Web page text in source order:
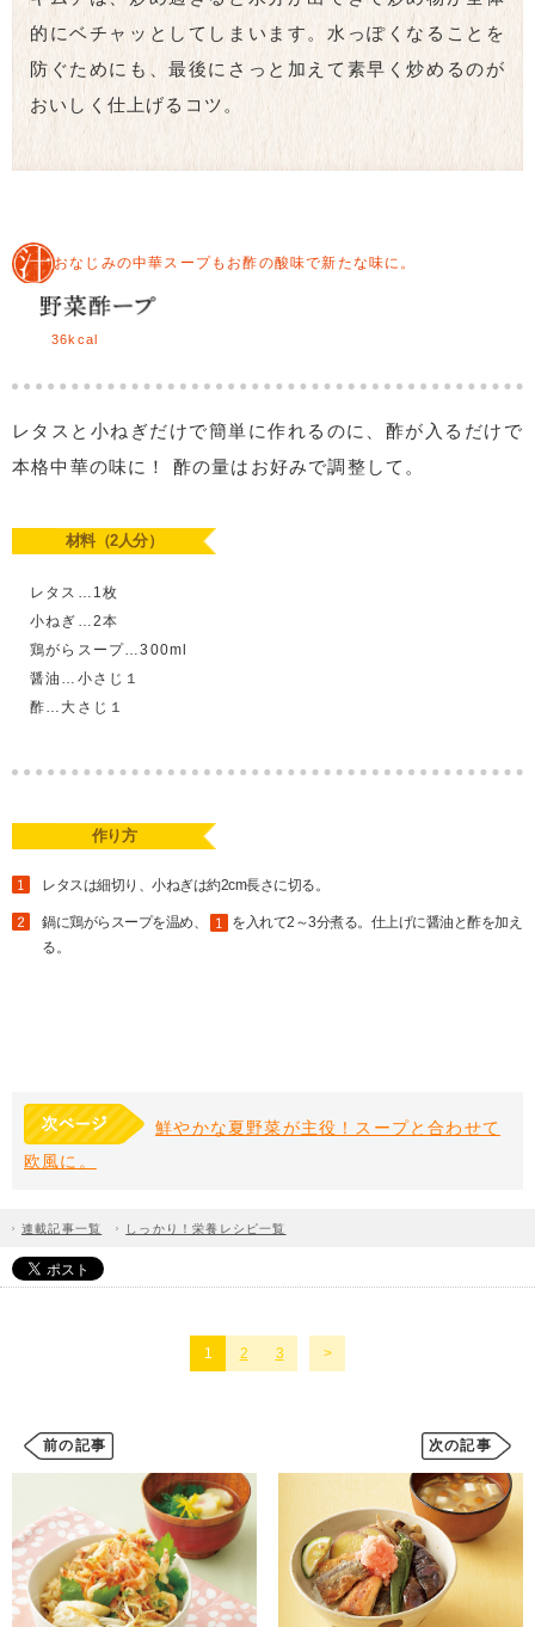
的にベチャッとしてしまいます。水っぽくなることを
防ぐためにも、最後にさっと加えて素早く炒めるのが
おいしく仕上げるコツ。
おなじみの中華スープもお酢の酸味で新たな味に。
36kcal
レタスと小ねぎだけで簡単に作れるのに、酢が入るだけで
本格中華の味に！ 酢の量はお好みで調整して。
材料（2人分）
レタス…1枚
小ねぎ…2本
鶏がらスープ…300ml
醤油…小さじ１
酢…大さじ１
作り方
レタスは細切り、小ねぎは約2cm長さに切る。
鍋に鶏がらスープを温め、
を入れて2～3分煮る。仕上げに醤油と酢を加え
る。
鮮やかな夏野菜が主役！スープと合わせて
欧風に。
連載記事一覧 しっかり！栄養レシピ一覧
1 2 3
前の記事 次の記事